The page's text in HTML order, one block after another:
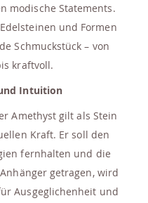
modische Statements.
und Formen
Schmuckstück – von
kraftvoll.
Intuition
Amethyst gilt als Stein
Kraft. Er soll den
fernhalten und die
getragen, wird
Ausgeglichenheit und